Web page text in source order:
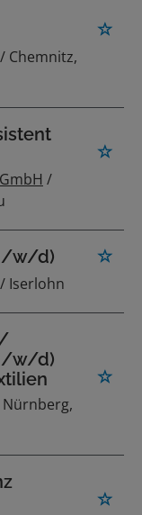
/ Chemnitz,
/
w/d)
/ Iserlohn
w/d)